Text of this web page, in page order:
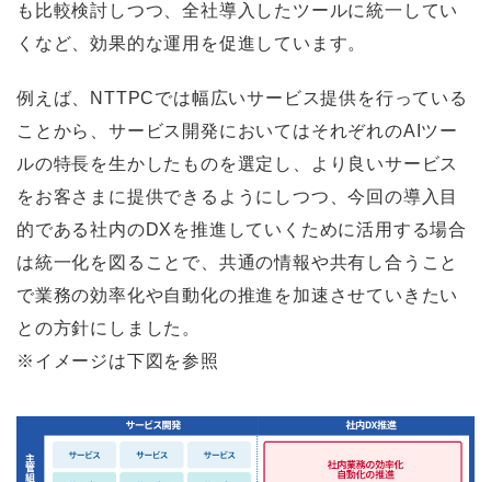
も比較検討しつつ、全社導入したツールに統一してい
くなど、効果的な運用を促進しています。
例えば、NTTPCでは幅広いサービス提供を行っている
ことから、サービス開発においてはそれぞれのAIツー
ルの特長を生かしたものを選定し、より良いサービス
をお客さまに提供できるようにしつつ、今回の導入目
的である社内のDXを推進していくために活用する場合
は統一化を図ることで、共通の情報や共有し合うこと
で業務の効率化や自動化の推進を加速させていきたい
との方針にしました。
※イメージは下図を参照